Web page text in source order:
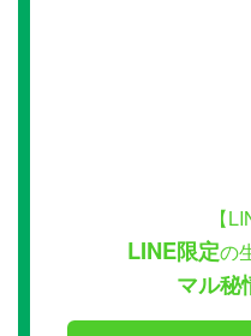
【
LINE限定の
マル秘